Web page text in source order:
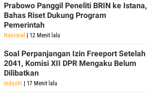
E
P
P
E
A
D
E
R
I
S
N
G
Prabowo Panggil Peneliti BRIN ke Istana,
Bahas Riset Dukung Program
Pemerintah
Nasional | 12 Menit lalu
Soal Perpanjangan Izin Freeport Setelah
2041, Komisi XII DPR Mengaku Belum
Dilibatkan
Industri | 17 Menit lalu